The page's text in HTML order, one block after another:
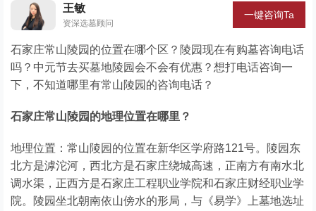
王敏
资深选墓顾问
一键咨询Ta
石家庄常山陵园的位置在哪个区？陵园现在有购墓咨询电话
吗？中元节去买墓地陵园会不会有优惠？想打电话咨询一
下，不知道哪里有常山陵园的咨询电话？
石家庄常山陵园的地理位置在哪里？
地理位置：常山陵园的位置在新华区学府路121号。陵园东
北方是滹沱河，西北方是石家庄绕城高速，正南方有南水北
调水渠，正西方是石家庄工程职业学院和石家庄财经职业学
院。陵园坐北朝南依山傍水的形局，与《易学》上墓地选址